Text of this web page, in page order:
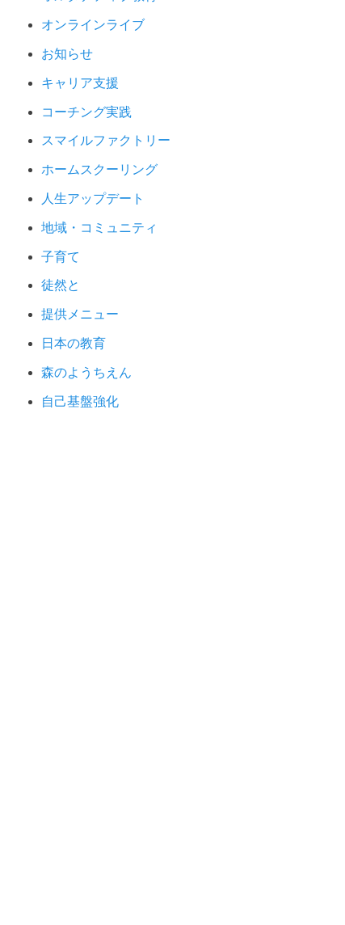
オンラインライブ
お知らせ
キャリア支援
コーチング実践
スマイルファクトリー
ホームスクーリング
人生アップデート
地域・コミュニティ
子育て
徒然と
提供メニュー
日本の教育
森のようちえん
自己基盤強化